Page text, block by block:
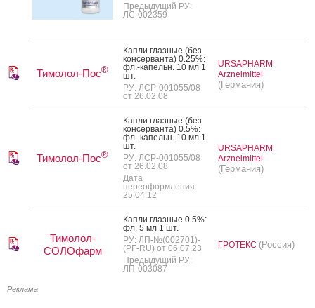
Предыдущий РУ:
ЛС-002359
Тимолол-Пос®
Кап­ли глаз­ные (без
кон­серван­та) 0.25%:
фл.-ка­пельн. 10 мл 1
шт.
РУ: ЛСР-001055/08
от 26.02.08
URSAPHARM
Arzneimittel
(Германия)
Тимолол-Пос®
Кап­ли глаз­ные (без
кон­серван­та) 0.5%:
фл.-ка­пельн. 10 мл 1
шт.
РУ: ЛСР-001055/08
от 26.02.08
Дата
переоформления:
25.04.12
URSAPHARM
Arzneimittel
(Германия)
Тимолол-
СОЛОфарм
Кап­ли глаз­ные 0.5%:
фл. 5 мл 1 шт.
РУ: ЛП-№(002701)-
(РГ-RU) от 06.07.23
Предыдущий РУ:
ЛП-003087
ГРОТЕКС (Россия)
Реклама